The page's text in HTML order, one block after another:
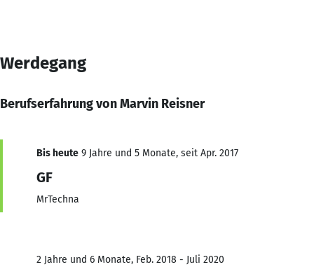
Werdegang
Berufserfahrung von Marvin Reisner
Bis heute 9 Jahre und 5 Monate, seit Apr. 2017
GF
MrTechna
2 Jahre und 6 Monate, Feb. 2018 - Juli 2020